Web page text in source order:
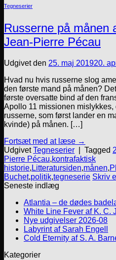
Tegneserier
Russerne på månen
Jean-Pierre Pécau
Udgivet den 25. maj 201920.
Hvad nu hvis russerne slog
den første mand på månen?
første oversatte bind af den
Apollo 11 missionen mislykkes,
russerne, som først lander en
kvinde) på månen. […]
Fortsæt med at læse →
UdgivetTegneserier Tagged
Pierre Pécau,kontrafaktisk
historie, Litteratursiden,månen,
Buchet,politik,tegneserie Skriv
Seneste indlæg
Atlantia – de dødes
White Line Fever af K. C.
Nye udgivelser 2026-08
Labyrint af Sarah Engell
Cold Eternity af S. A.
Kategorier